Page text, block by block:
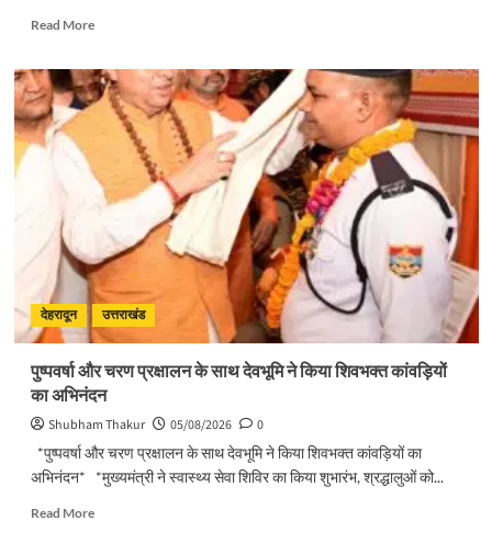
Read MoreRead
मुख्यमंत्री
पुष्कर
ने
किया
मसूरी
विधानसभा
विभिन्न
विकास
योजनाओं
का
–
शिलान्यास
देहरादून उत्तराखंड
पुष्पवर्षा और चरण प्रक्षालन के साथ देवभूमि ने किया शिवभक्त कांवड़ियों
का अभिनंदन
Shubham Thakur 05/08/2026
0
*पुष्पवर्षा और चरण प्रक्षालन के साथ देवभूमि ने किया शिवभक्त कांवड़ियों का
अभिनंदन* *मुख्यमंत्री ने स्वास्थ्य सेवा शिविर का किया शुभारंभ, श्रद्धालुओं को...
Read MoreRead